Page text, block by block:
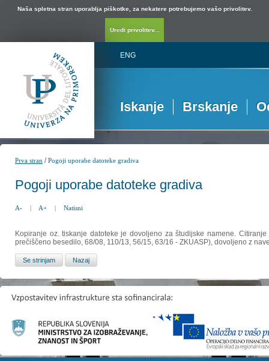
Naša spletna stran uporablja piškotke, za nekatere potrebujemo vašo privolitev.
Uredi privolitev...
ENG
Iskanje Brskanje
Prva stran /Pogoji uporabe datoteke gradiva
Pogoji uporabe datoteke gradiva
A- | A+ | Natisni
Kopiranje oz. tiskanje datoteke je dovoljeno za študijske namene.
prečiščeno besedilo, 68/08, 110/13, 56/15, 63/16 - ZKUASP), dovoljeno z